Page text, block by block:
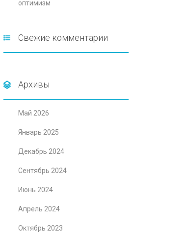
оптимизм
Свежие комментарии
Архивы
Май 2026
Январь 2025
Декабрь 2024
Сентябрь 2024
Июнь 2024
Апрель 2024
Октябрь 2023